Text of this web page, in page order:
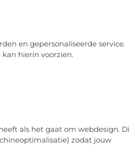
en gepersonaliseerde service.
hierin voorzien.
als het gaat om webdesign.
zodat jouw